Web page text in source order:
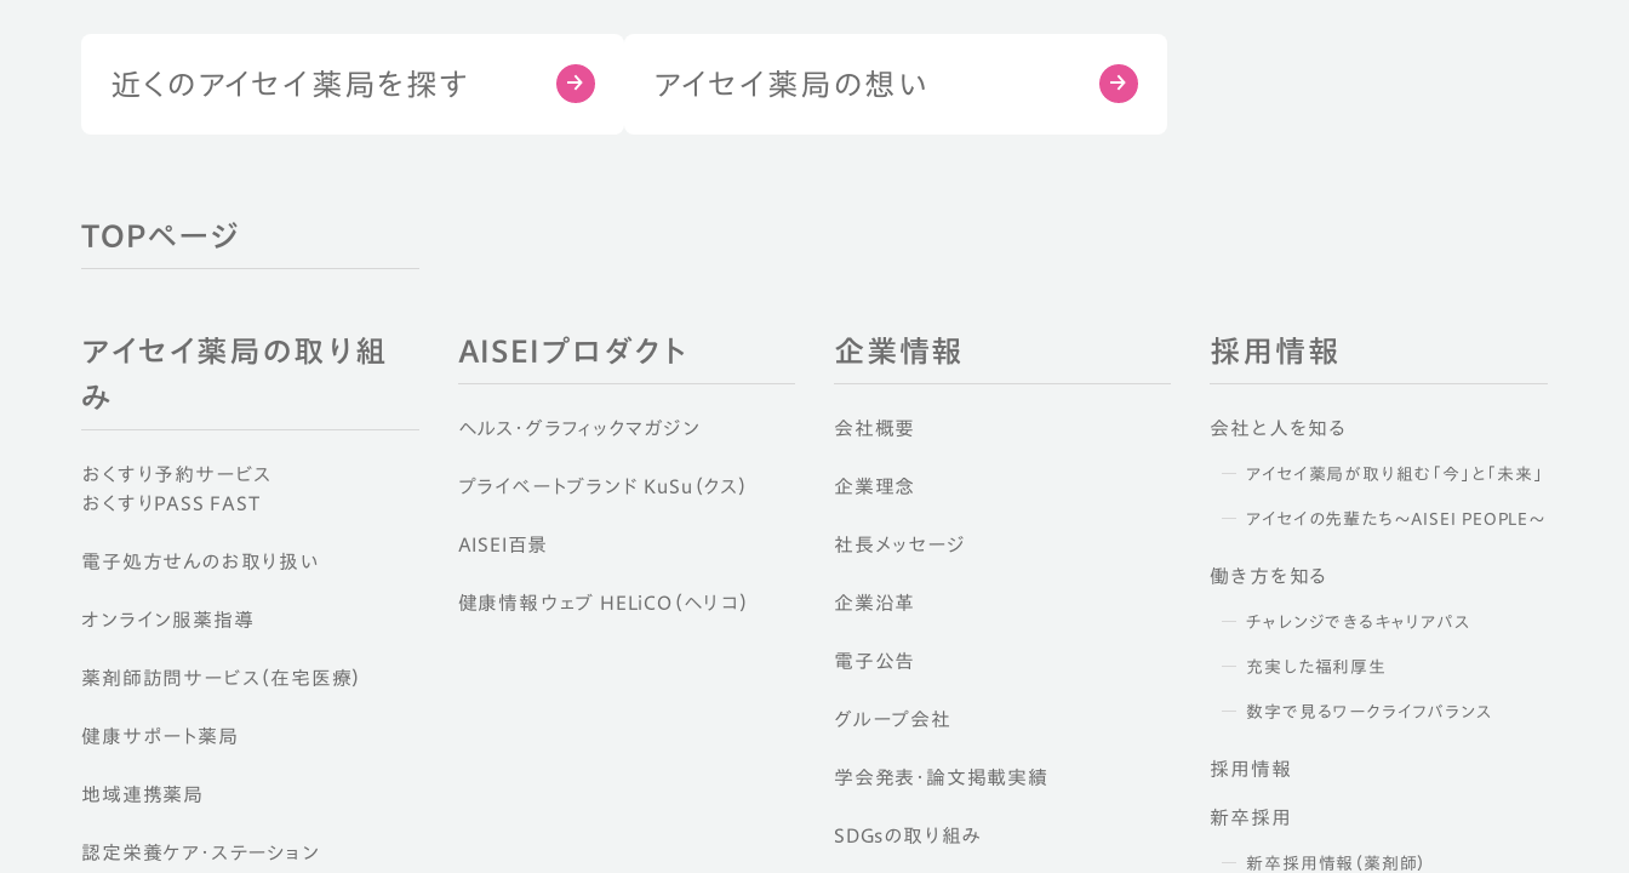
近くのアイセイ薬局を探す アイセイ薬局の想い
TOPページ
アイセイ薬局の取り組
み
おくすり予約サービス
おくすりPASS FAST
電子処方せんのお取り扱い
オンライン服薬指導
薬剤師訪問サービス（在宅医療）
健康サポート薬局
地域連携薬局
認定栄養ケア・ ステーション
AISEIプロダクト
ヘルス・グラフィックマガジン
プライベートブランド KuSu（クス）
AISEI百景
健康情報ウェブ HELiCO（ヘリコ）
企業情報
会社概要
企業理念
社長メッセージ
企業沿革
電子公告
グループ会社
学会発表・論文掲載実績
SDGsの取り組み
採用情報
会社と人を知る
アイセイ薬局が取り組む「今」と「未来」
アイセイの先輩たち～AISEI PEOPLE～
働き方を知る
チャレンジできるキャリアパス
充実した福利厚生
数字で見るワークライフバランス
採用情報
新卒採用
新卒採用情報（薬剤師）